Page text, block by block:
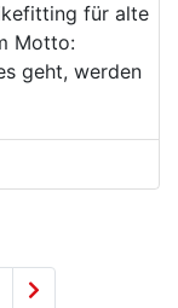
für alte
Motto:
geht, werden